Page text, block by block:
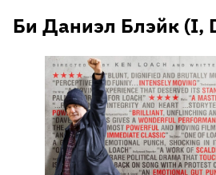
Би Даниэл Блэйк (I,